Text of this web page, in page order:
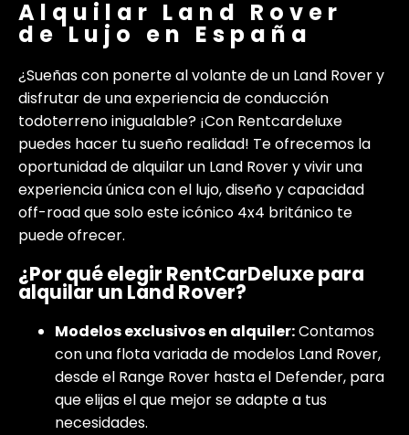
Alquilar Land Rover
de Lujo en España
¿Sueñas con ponerte al volante de un Land Rover y
disfrutar de una experiencia de conducción
todoterreno inigualable? ¡Con Rentcardeluxe
puedes hacer tu sueño realidad! Te ofrecemos la
oportunidad de alquilar un Land Rover y vivir una
experiencia única con el lujo, diseño y capacidad
off-road que solo este icónico 4x4 británico te
puede ofrecer.
¿Por qué elegir RentCarDeluxe para
alquilar un Land Rover?
Modelos exclusivos en alquiler:Contamos
con una flota variada de modelos Land Rover,
desde el Range Rover hasta el Defender, para
que elijas el que mejor se adapte a tus
necesidades.